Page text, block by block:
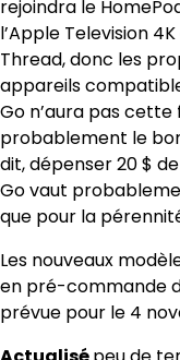
rejoindra le
l’Apple Television
Thread, donc les
appareils
Go n’aura pas
probablement le
dit, dépenser 20 $
Go vaut
que pour la
Les nouveaux
en pré-commande
prévue pour le 4